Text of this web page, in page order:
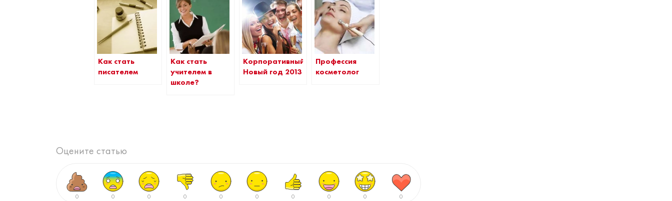
Как стать
писателем
Как стать
учителем в
школе?
Корпоративный
Новый год 2013
Профессия
косметолог
Оцените статью
0 0 0 0 0 0 0 0 0 0